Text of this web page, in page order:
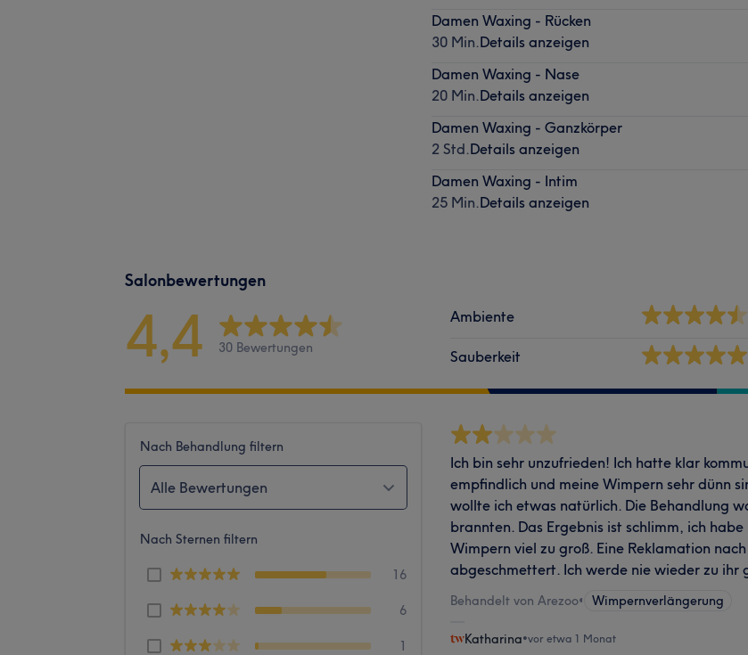
Damen Waxing - Rücken
30 Min.Details anzeigen
Damen Waxing - Nase
20 Min.Details anzeigen
Damen Waxing - Ganzkörper
2 Std.Details anzeigen
Damen Waxing - Intim
25 Min.Details anzeigen
Salonbewertungen
4,4 30 Bewertungen
Ambiente
Sauberkeit
Nach Behandlung filtern
Alle Bewertungen
Nach Sternen filtern
16
6
1
Ich bin sehr unzufrieden! Ich hatte klar
empfindlich und meine Wimpern sehr dünn
wollte ich etwas natürlich. Die Behandlung
brannten. Das Ergebnis ist schlimm, ich
Wimpern viel zu groß. Eine Reklamation
abgeschmettert. Ich werde nie wieder zu ihr
Behandelt von Arezoo• Wimpernverlängerung
Katharina•vor etwa 1 Monat